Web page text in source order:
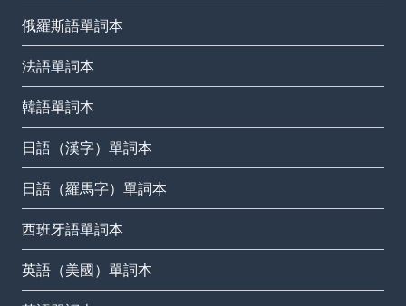
俄羅斯語單詞本
法語單詞本
韓語單詞本
日語（漢字）單詞本
日語（羅馬字）單詞本
西班牙語單詞本
英語（美國）單詞本